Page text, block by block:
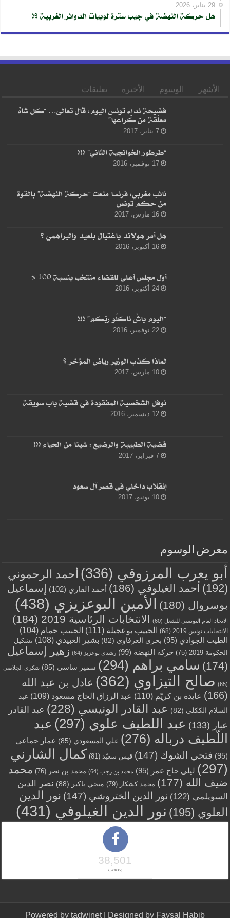
29 يناير، 2026
هل حركة النهضة في جيب سترة لوبيات الدوائر الغربية ؟!
الأشهر الوسوم الأخيرة تعليقات
فضيحة نداء تونس اليوم، قال تعالى… “كل شاهْ
معلّقة من كْراعها”
7 يناير، 2017
“طرطور الخوانجية الثاني” !!!
17 نوفمبر، 2016
نائب مغربي: فرنسا منعت “حركة النهضة” بالقوة
من حكم تونس
16 مارس، 2017
هل أمر هولاند باغتيال بلعيد والبراهمي ؟
16 أكتوبر، 2016
أول مجلس أعلى للقضاء منتخب بنسبة 100 %
24 أكتوبر، 2016
“اليوم باشْ ناكلُو ربّكم” !!!
22 نوفمبر، 2016
لماذا كذب الوزير رياض المؤخر ؟
10 مارس، 2017
نوفل الشخصية المفقودة في قضية باب سويقة
12 ديسمبر، 2016
قضية الطبيبة والرضيع : شيئا من الحياء !!!
7 فبراير، 2017
إنقلاب داخلي في قصر آل سعود
10 يونيو، 2017
معرض الوسوم
أبو يعرب المرزوقي (336)
أحمد الرحموني
(192)
أحمد الغيلوفي (186) أحمد القاري (102)
إسماعيل
بوسروال (180) الأمين البوعزيزي (438)
الاتحاد العام التونسي للشغل (60) الانتخابات الرئاسية 2019 (184)
الانتخابات تونس 2019 (68) الحبيب بوعجيلة (111) الحبيب حمام (104)
الطيب الجوادي (95) بحري العرفاوي (82) بشير العبيدي (108)
تشكيل
الحكومة 2019
(75) حركة النهضة (99) رشدي بوعزيز (64)
زهير إسماعيل
(174)
سامي براهم (294) سمير ساسي (85) شكري الجلاصي
(65) صالح التيزاوي (362)
عادل بن عبد الله
(166)
عايدة بن كريّم (110) عبد الرزاق الحاج مسعود (109)
عبد
السلام الككلي (82) عبد القادر الونيسي (228)
عبد القادر
عبار (133) عبد اللطيف علوي (297)
عبد
اللّطيف درباله (276) علي المسعودي (85)
عمار جماعي
(95)
فتحي الشوك (147) قيس سعيّد (81)
كمال الشارني
(297)
ليلى حاج عمر (95) محمد بن رجب (64) محمد بن نصر (76)
محمد
ضيف الله (177) محمد كشكار (79) منجي باكير (88)
نصر الدين
السويلمي (122) نور الدين الختروشي (147)
نور الدين
العلوي (195) نور الدين الغيلوفي (431)
38,501
معجب
Powered by tadwinet| Designed by Faysal Habib